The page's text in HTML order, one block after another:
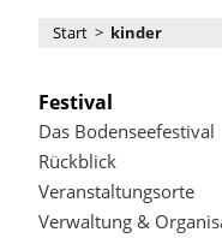
Start > kinder
Festival
Das Bodenseefestival
Rückblick
Veranstaltungsorte
Verwaltung &